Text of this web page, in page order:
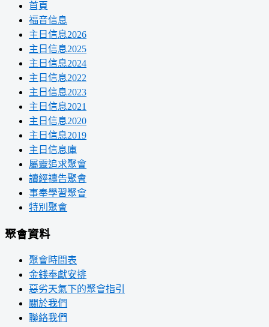
首頁
福音信息
主日信息2026
主日信息2025
主日信息2024
主日信息2022
主日信息2023
主日信息2021
主日信息2020
主日信息2019
主日信息庫
屬靈追求聚會
讀經禱告聚會
事奉學習聚會
特別聚會
聚會資料
聚會時間表
金錢奉獻安排
惡劣天氣下的聚會指引
關於我們
聯絡我們